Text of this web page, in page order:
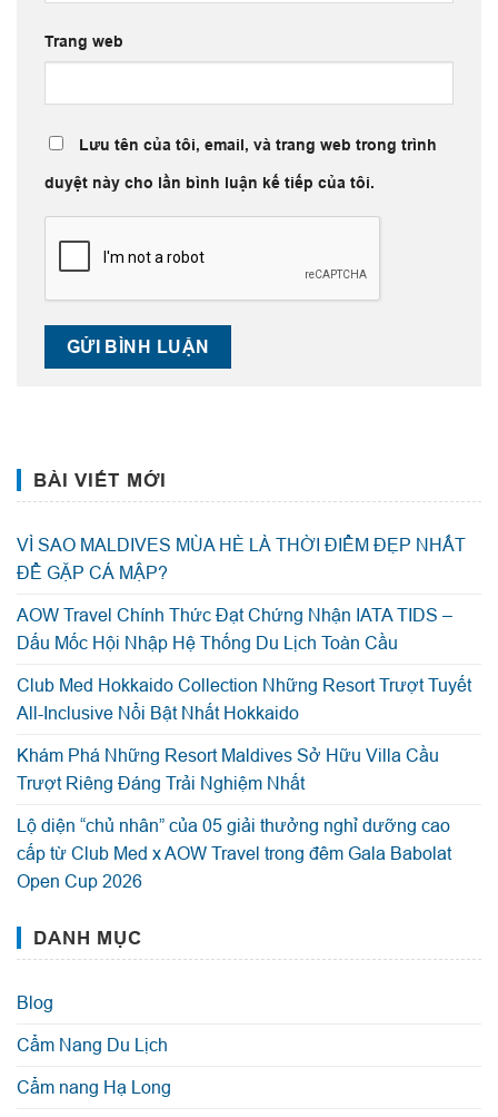
Trang web
Lưu tên của tôi, email, và trang web trong trình
duyệt này cho lần bình luận kế tiếp của tôi.
BÀI VIẾT MỚI
VÌ SAO MALDIVES MÙA HÈ LÀ THỜI ĐIỂM ĐẸP NHẤT
ĐỂ GẶP CÁ MẬP?
AOW Travel Chính Thức Đạt Chứng Nhận IATA TIDS –
Dấu Mốc Hội Nhập Hệ Thống Du Lịch Toàn Cầu
Club Med Hokkaido Collection Những Resort Trượt Tuyết
All-Inclusive Nổi Bật Nhất Hokkaido
Khám Phá Những Resort Maldives Sở Hữu Villa Cầu
Trượt Riêng Đáng Trải Nghiệm Nhất
Lộ diện “chủ nhân” của 05 giải thưởng nghỉ dưỡng cao
cấp từ Club Med x AOW Travel trong đêm Gala Babolat
Open Cup 2026
DANH MỤC
Blog
Cẩm Nang Du Lịch
Cẩm nang Hạ Long